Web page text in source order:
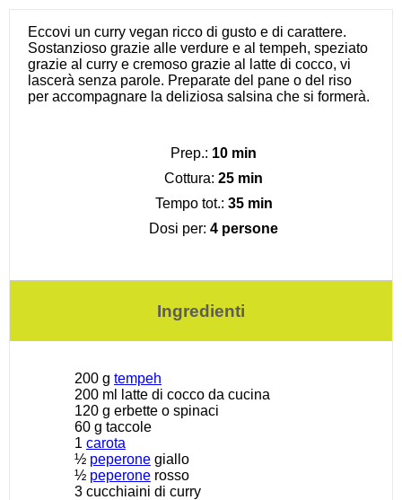
Eccovi un curry vegan ricco di gusto e di carattere.
Sostanzioso grazie alle verdure e al tempeh, speziato
grazie al curry e cremoso grazie al latte di cocco, vi
lascerà senza parole. Preparate del pane o del riso
per accompagnare la deliziosa salsina che si formerà.
Prep.: 10 min
Cottura: 25 min
Tempo tot.: 35 min
Dosi per: 4 persone
Ingredienti
200 g tempeh
200 ml latte di cocco da cucina
120 g erbette o spinaci
60 g taccole
1 carota
½ peperone giallo
½ peperone rosso
3 cucchiaini di curry